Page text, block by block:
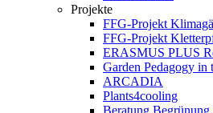
Projekte
FFG-Projekt
FFG-Projekt
ERASMUS PLUS
Garden Pedagogy in
ARCADIA
Plants4cooling
Beratung Begrünung